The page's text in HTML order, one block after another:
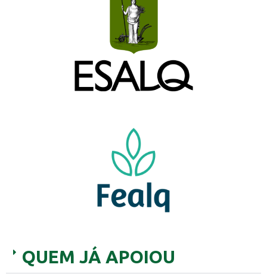
QUEM JÁ APOIOU